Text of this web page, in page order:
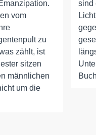
vom
zu
zählt, ist
sitzen
männlichen
um die
sind